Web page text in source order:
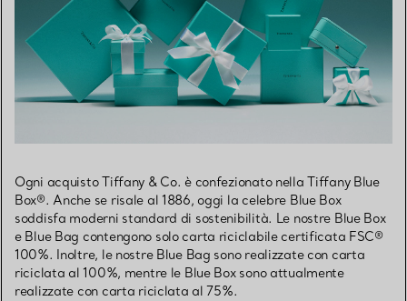
Ogni acquisto Tiffany & Co. è confezionato nella Tiffany Blue
Box®. Anche se risale al 1886, oggi la celebre Blue Box
soddisfa moderni standard di sostenibilità. Le nostre Blue Box
e Blue Bag contengono solo carta riciclabile certificata FSC®
100%. Inoltre, le nostre Blue Bag sono realizzate con carta
riciclata al 100%, mentre le Blue Box sono attualmente
realizzate con carta riciclata al 75%.